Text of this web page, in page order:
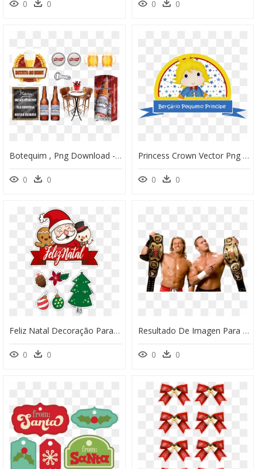
0 0 0 0
Botequim , Png Download - Toppers De Bolo Boteco Para Imprimir, Transparent Png
0 0
Princess Crown Vector Png - Imagenes Del Principito Para Imprimir, Transparent Png
0 0
Feliz Natal Decoração Para Bolo E Festas - Topo De Bolo Natal Png, Transparent Png
0 0
Resultado De Imagen Para Rated Rko - Randy Orton Tag Team Champion, HD Png Download
0 0